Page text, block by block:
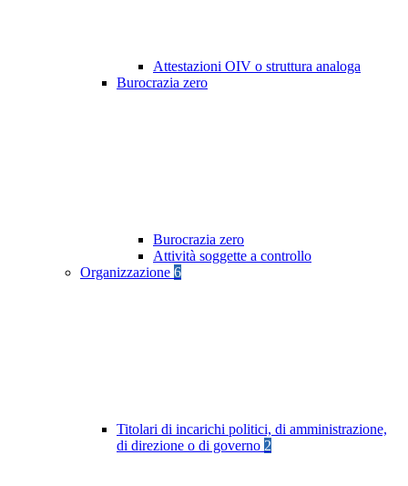
Attestazioni OIV o struttura analoga
Burocrazia zero
Burocrazia zero
Attività soggette a controllo
Organizzazione 6
Titolari di incarichi politici, di amministrazione,
di direzione o di governo 2